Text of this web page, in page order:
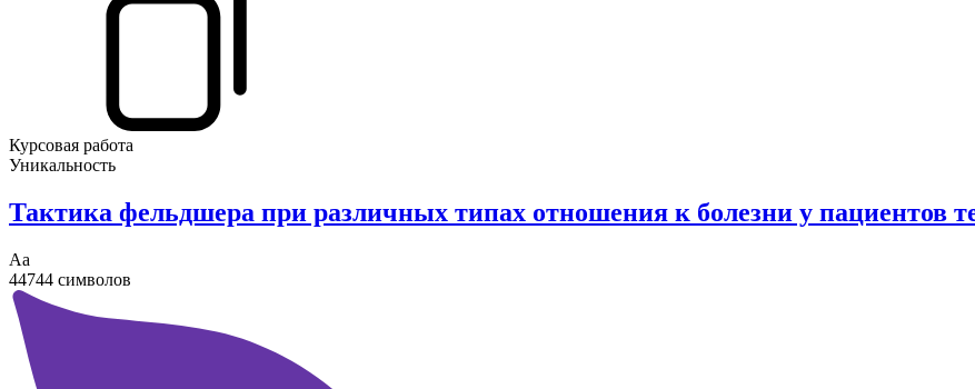
Курсовая работа
Уникальность
Тактика фельдшера при различных типах отношения к болезни у пациентов
Аа
44744 символов